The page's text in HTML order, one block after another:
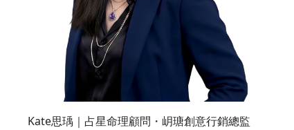
Kate思瑀｜占星命理顧問・岄瑭創意行銷總監